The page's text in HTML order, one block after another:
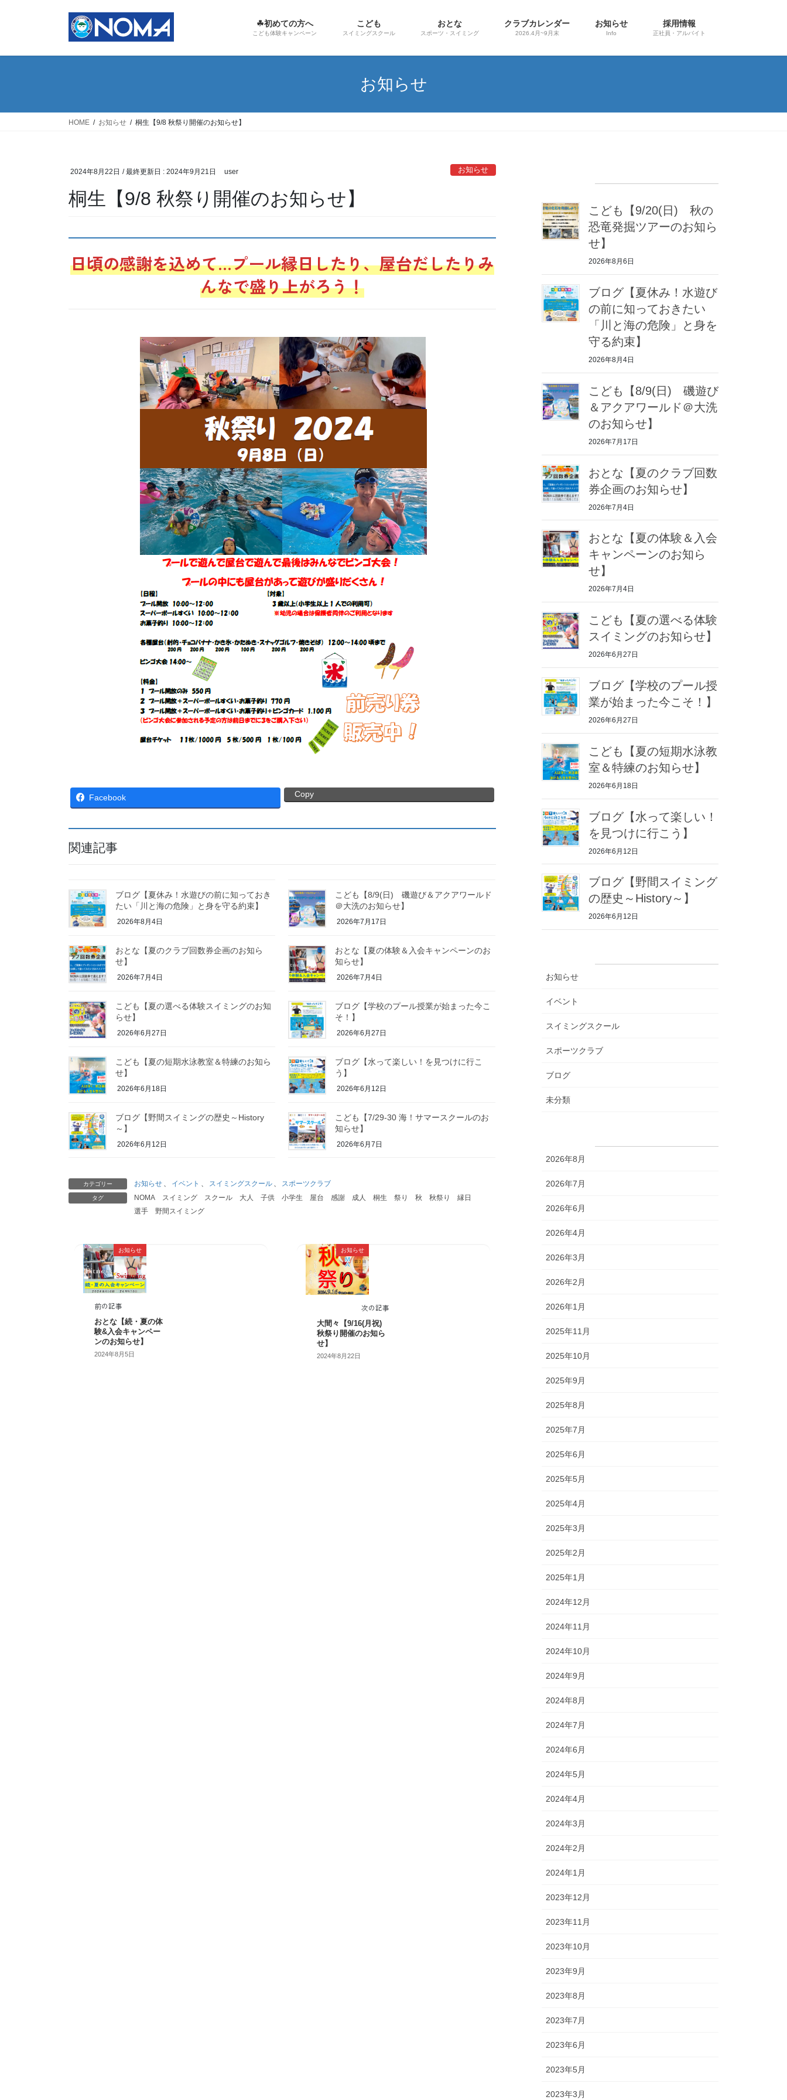
☘初めての方へ
こども体験キャンペーン
こども
スイミングスクール
おとな
スポーツ・スイミング
クラブカレンダー
2026.4月~9月末
お知らせ
Info
採用情報
正社員・アルバイト
お知らせ
HOME お知らせ 桐生【9/8 秋祭り開催のお知らせ】
2024年8月22日 / 最終更新日 : 2024年9月21日 user お知らせ
桐生【9/8 秋祭り開催のお知らせ】
日頃の感謝を込めて…プール縁日したり、屋台だしたりみ
んなで盛り上がろう！
Facebook Copy
関連記事
ブログ【夏休み！水遊びの前に知っておき
たい「川と海の危険」と身を守る約束】
2026年8月4日
こども【8/9(日) 磯遊び＆アクアワールド
＠大洗のお知らせ】
2026年7月17日
おとな【夏のクラブ回数券企画のお知ら
せ】
2026年7月4日
おとな【夏の体験＆入会キャンペーンのお
知らせ】
2026年7月4日
こども【夏の選べる体験スイミングのお知
らせ】
2026年6月27日
ブログ【学校のプール授業が始まった今こ
そ！】
2026年6月27日
こども【夏の短期水泳教室＆特練のお知ら
せ】
2026年6月18日
ブログ【水って楽しい！を見つけに行こ
う】
2026年6月12日
ブログ【野間スイミングの歴史～History
～】
2026年6月12日
こども【7/29-30 海！サマースクールのお
知らせ】
2026年6月7日
カテゴリー お知らせ 、 イベント 、 スイミングスクール 、 スポーツクラブ
タグ NOMA スイミング スクール 大人 子供 小学生 屋台 感謝 成人 桐生 祭り 秋 秋祭り
縁日
選手
野間スイミング
お知らせ
前の記事
おとな【続・夏の体
験&入会キャンペー
ンのお知らせ】
2024年8月5日
お知らせ
次の記事
大間々【9/16(月祝)
秋祭り開催のお知ら
せ】
2024年8月22日
こども【9/20(日) 秋の
恐竜発掘ツアーのお知ら
せ】
2026年8月6日
ブログ【夏休み！水遊び
の前に知っておきたい
「川と海の危険」と身を
守る約束】
2026年8月4日
こども【8/9(日) 磯遊び
＆アクアワールド＠大洗
のお知らせ】
2026年7月17日
おとな【夏のクラブ回数
券企画のお知らせ】
2026年7月4日
おとな【夏の体験＆入会
キャンペーンのお知ら
せ】
2026年7月4日
こども【夏の選べる体験
スイミングのお知らせ】
2026年6月27日
ブログ【学校のプール授
業が始まった今こそ！】
2026年6月27日
こども【夏の短期水泳教
室＆特練のお知らせ】
2026年6月18日
ブログ【水って楽しい！
を見つけに行こう】
2026年6月12日
ブログ【野間スイミング
の歴史～History～】
2026年6月12日
お知らせ
イベント
スイミングスクール
スポーツクラブ
ブログ
未分類
2026年8月
2026年7月
2026年6月
2026年4月
2026年3月
2026年2月
2026年1月
2025年11月
2025年10月
2025年9月
2025年8月
2025年7月
2025年6月
2025年5月
2025年4月
2025年3月
2025年2月
2025年1月
2024年12月
2024年11月
2024年10月
2024年9月
2024年8月
2024年7月
2024年6月
2024年5月
2024年4月
2024年3月
2024年2月
2024年1月
2023年12月
2023年11月
2023年10月
2023年9月
2023年8月
2023年7月
2023年6月
2023年5月
2023年3月